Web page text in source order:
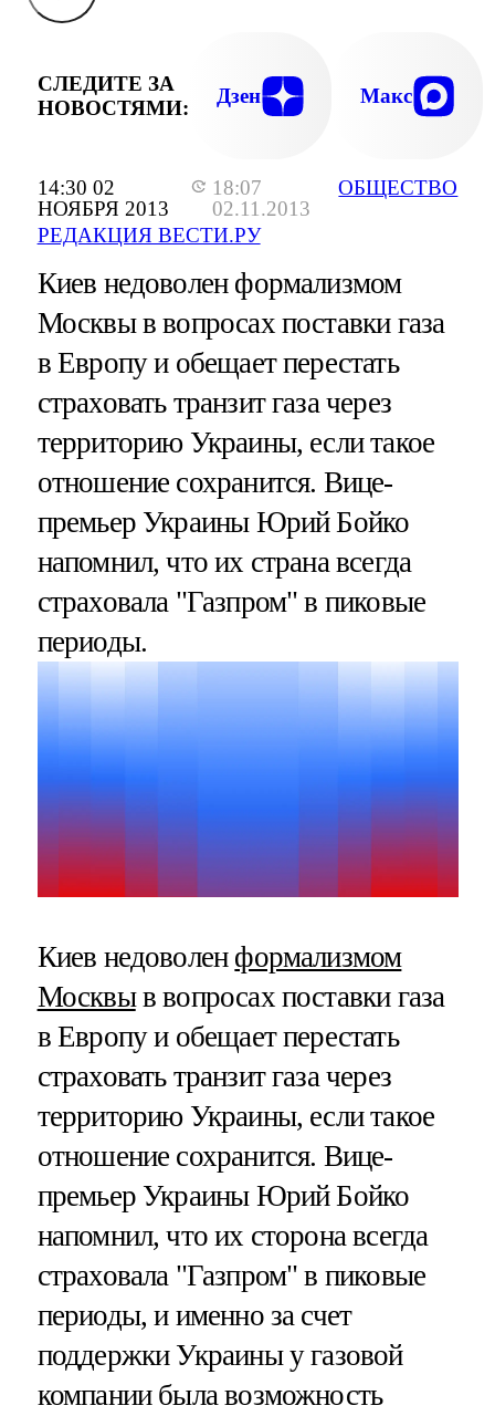
14:30 02
НОЯБРЯ 2013
18:07
02.11.2013
РЕДАКЦИЯ ВЕСТИ.РУ
ОБЩЕСТВО
СЛЕДИТЕ ЗА
НОВОСТЯМИ:
Дзен Макс
Киев недоволен формализмом
Москвы в вопросах поставки газа
в Европу и обещает перестать
страховать транзит газа через
территорию Украины, если такое
отношение сохранится. Вице-
премьер Украины Юрий Бойко
напомнил, что их страна всегда
страховала "Газпром" в пиковые
периоды.
Киев недоволен формализмом
Москвыв вопросах поставки газа
в Европу и обещает перестать
страховать транзит газа через
территорию Украины, если такое
отношение сохранится. Вице-
премьер Украины Юрий Бойко
напомнил, что их сторона всегда
страховала "Газпром" в пиковые
периоды, и именно за счет
поддержки Украины у газовой
компании была возможность